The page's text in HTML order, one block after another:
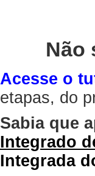
Não
Acesse o
etapas, do
Sabia que
Integrado
Integrada